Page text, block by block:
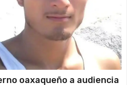
oaxaqueño a audiencia